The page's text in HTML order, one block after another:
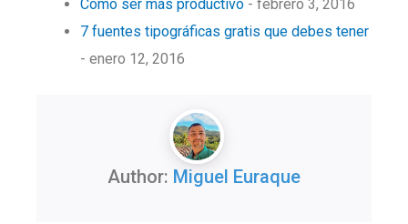
Cómo ser más productivo - febrero 3, 2016
7 fuentes tipográficas gratis que debes tener
- enero 12, 2016
Author: Miguel Euraque